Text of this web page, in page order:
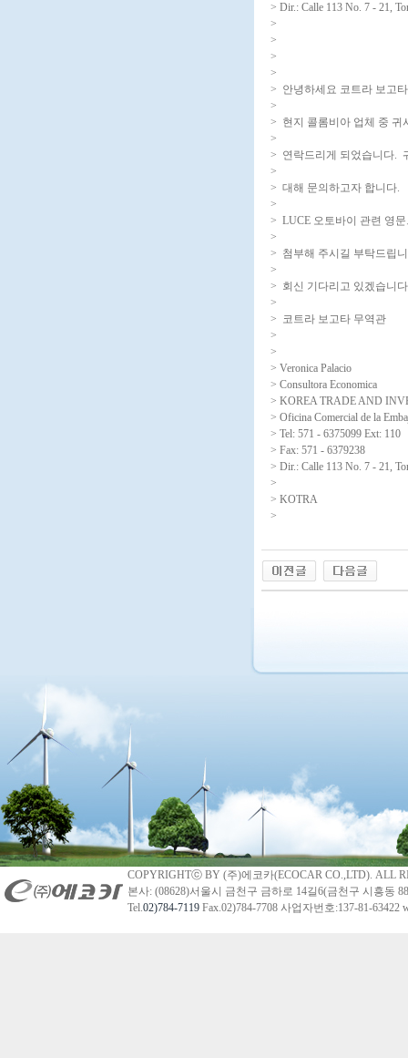
> Dir.: Calle 113 No. 7 - 21,
>
>
>
>
> 안녕하세요 코트라 보고
>
> 현지 콜롬비아 업체 중 귀
>
> 연락드리게 되었습니다.
>
> 대해 문의하고자 합니다.
>
> LUCE 오토바이 관련 영
>
> 첨부해 주시길 부탁드립
>
> 회신 기다리고 있겠습니
>
> 코트라 보고타 무역관
>
>
> Veronica Palacio
> Consultora Economica
> KOREA TRADE AND
> Oficina Comercial de la
> Tel: 571 - 6375099 Ext: 110
> Fax: 571 - 6379238
> Dir.: Calle 113 No. 7 - 21,
>
> KOTRA
>
COPYRIGHTⓒ BY (주)에코카(ECOCAR CO.,LTD). ALL
본사: (08628)서울시 금천구 금하로 14길6(금천구 시흥동
Tel.02)784-7119 Fax.02)784-7708 사업자번호:137-81-63422